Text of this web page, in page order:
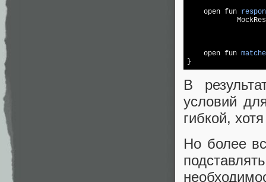
open fun
open fun
В
условий
гибкой,
Но более